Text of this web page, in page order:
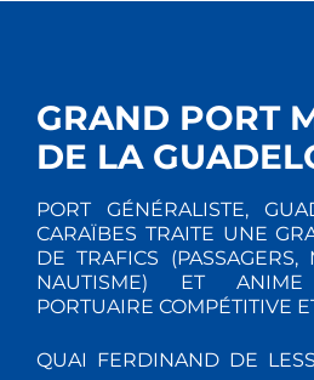
GRAND PORT
DE LA
PORT GÉNÉRALISTE,
CARAÏBES TRAITE UNE
DE TRAFICS (PASSAGERS,
NAUTISME) ET
PORTUAIRE COMPÉTITIVE
QUAI FERDINAND DE